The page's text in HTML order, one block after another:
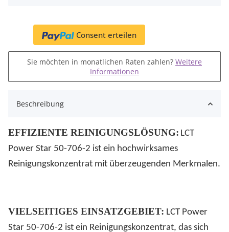
Consent erteilen
Sie möchten in monatlichen Raten zahlen? Weitere
Informationen
Beschreibung
EFFIZIENTE REINIGUNGSLÖSUNG: LCT
Power Star 50-706-2 ist ein hochwirksames
Reinigungskonzentrat mit überzeugenden Merkmalen.
VIELSEITIGES EINSATZGEBIET: LCT Power
Star 50-706-2 ist ein Reinigungskonzentrat, das sich